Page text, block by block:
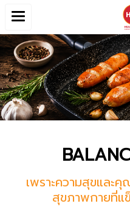
เพราะความสุขและ
สุขภาพกายที่แ